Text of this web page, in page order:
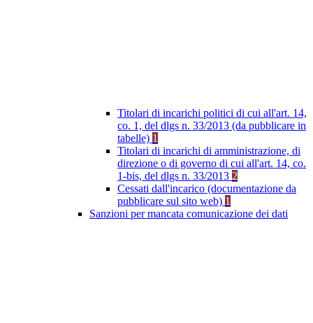
Titolari di incarichi politici di cui all'art. 14,
co. 1, del dlgs n. 33/2013 (da pubblicare in
tabelle) 1
Titolari di incarichi di amministrazione, di
direzione o di governo di cui all'art. 14, co.
1-bis, del dlgs n. 33/2013 2
Cessati dall'incarico (documentazione da
pubblicare sul sito web) 1
Sanzioni per mancata comunicazione dei dati